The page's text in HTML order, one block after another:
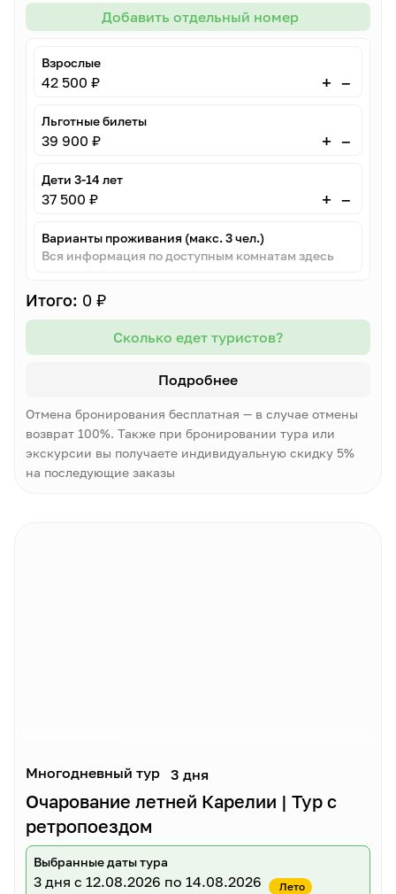
Добавить отдельный номер
Взрослые
42 500 ₽ + –
Льготные билеты
39 900 ₽ + –
Дети 3-14 лет
37 500 ₽ + –
Варианты проживания (макс. 3 чел.)
Вся информация по доступным комнатам здесь
Итого: 0 ₽
Сколько едет туристов?
Подробнее
Отмена бронирования бесплатная — в случае отмены
возврат 100%. Также при бронировании тура или
экскурсии вы получаете индивидуальную скидку 5%
на последующие заказы
Многодневный тур 3 дня
Очарование летней Карелии | Тур с
ретропоездом
Выбранные даты тура
3 дня с 12.08.2026 по 14.08.2026 Лето